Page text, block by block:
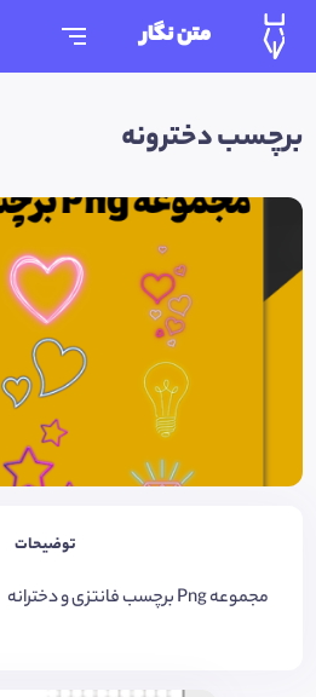
متن نگار
برچسب دخترونه
توضیحات
مجموعه Png برچسب فانتزی و دخترانه